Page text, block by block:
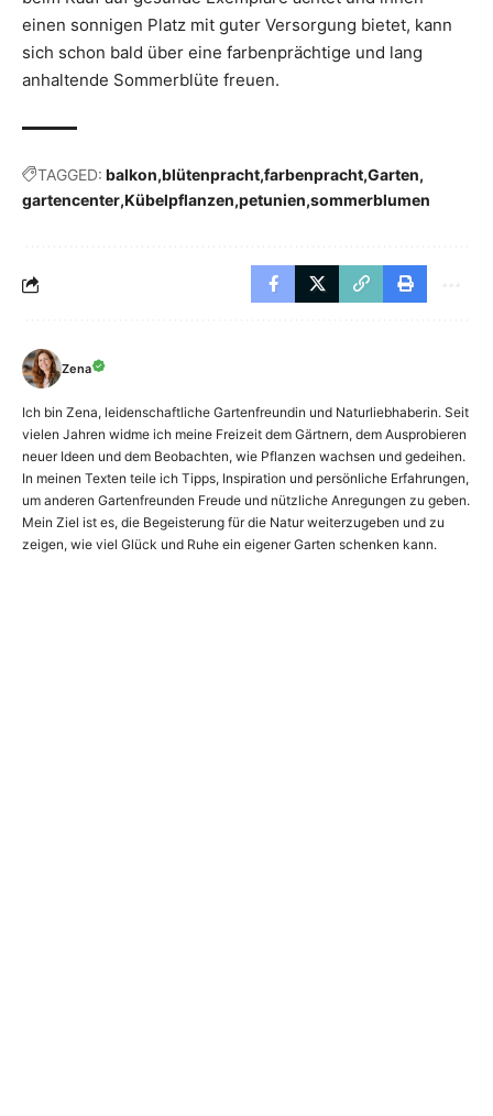
einen sonnigen Platz mit guter Versorgung bietet, kann
sich schon bald über eine farbenprächtige und lang
anhaltende Sommerblüte freuen.
TAGGED: balkon blütenpracht farbenpracht Garten
gartencenter Kübelpflanzen petunien sommerblumen
Zena
Ich bin Zena, leidenschaftliche Gartenfreundin und Naturliebhaberin. Seit
vielen Jahren widme ich meine Freizeit dem Gärtnern, dem Ausprobieren
neuer Ideen und dem Beobachten, wie Pflanzen wachsen und gedeihen.
In meinen Texten teile ich Tipps, Inspiration und persönliche Erfahrungen,
um anderen Gartenfreunden Freude und nützliche Anregungen zu geben.
Mein Ziel ist es, die Begeisterung für die Natur weiterzugeben und zu
zeigen, wie viel Glück und Ruhe ein eigener Garten schenken kann.